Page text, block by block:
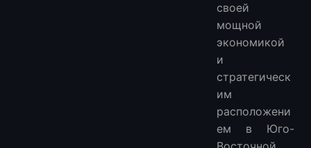
3. DigitalOcean
4. exabytes
5. VPSServer
6. Cloudzy
FAQ
своей
мощной
экономикой
и
стратегическ
им
расположени
ем в Юго-